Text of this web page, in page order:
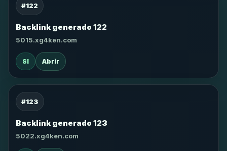
#122
Backlink generado 122
5015.xg4ken.com
SI Abrir
#123
Backlink generado 123
5022.xg4ken.com